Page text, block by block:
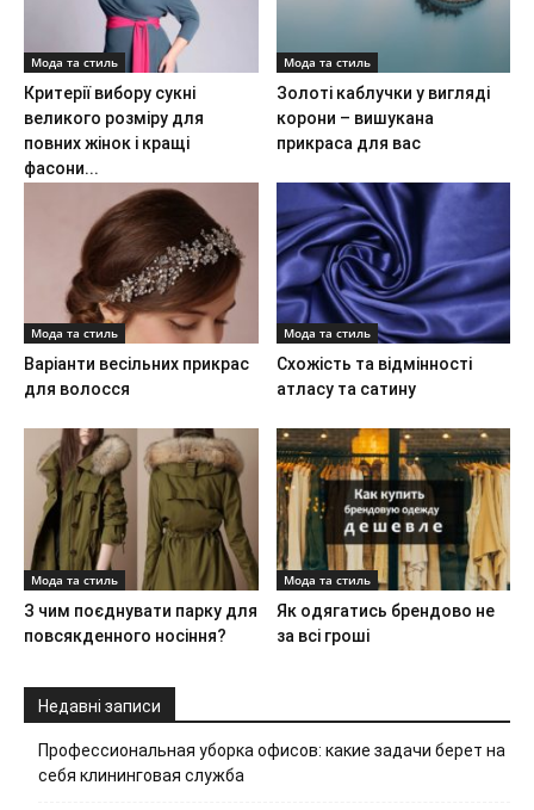
Мода та стиль
Критерії вибору сукні
великого розміру для
повних жінок і кращі
фасони...
Мода та стиль
Золоті каблучки у вигляді
корони – вишукана
прикраса для вас
Мода та стиль
Варіанти весільних прикрас
для волосся
Мода та стиль
Схожість та відмінності
атласу та сатину
Мода та стиль
З чим поєднувати парку для
повсякденного носіння?
Мода та стиль
Як одягатись брендово не
за всі гроші
Недавні записи
Профессиональная уборка офисов: какие задачи берет на
себя клининговая служба